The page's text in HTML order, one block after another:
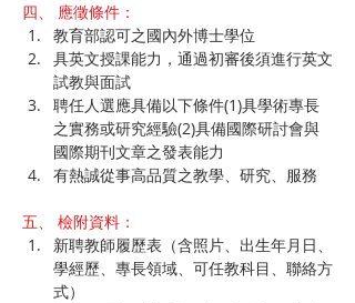
四、 應徵條件：
教育部認可之國內外博士學位
具英文授課能力，通過初審後須進行英文
試教與面試
聘任人選應具備以下條件(1)具學術專長
之實務或研究經驗(2)具備國際研討會與
國際期刊文章之發表能力
有熱誠從事高品質之教學、研究、服務
五、 檢附資料：
新聘教師履歷表（含照片、出生年月日、
學經歷、專長領域、可任教科目、聯絡方
式）